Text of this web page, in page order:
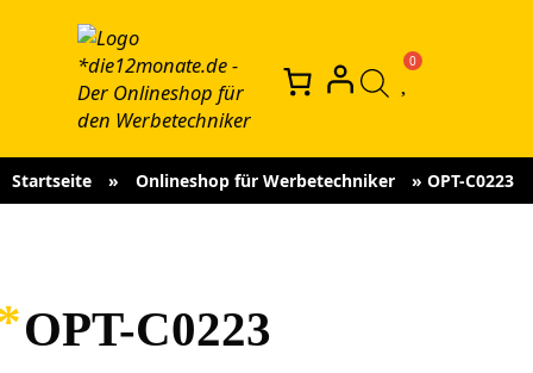
Startseite » Onlineshop für Werbetechniker » OPT-C0223
OPT-C0223